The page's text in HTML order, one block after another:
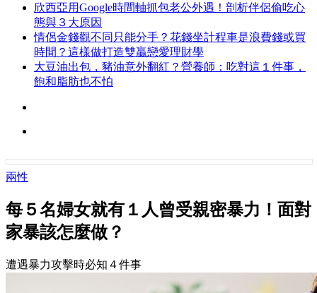
欣西亞用Google時間軸抓包老公外遇！剖析伴侶偷吃心
態與３大原因
情侶金錢觀不同只能分手？花錢坐計程車是浪費錢或買
時間？這樣做打造雙贏戀愛理財學
大豆油出包，豬油意外翻紅？營養師：吃對這１件事，
飽和脂肪也不怕
兩性
每５名婦女就有１人曾受親密暴力！面對
家暴該怎麼做？
遭遇暴力攻擊時必知４件事